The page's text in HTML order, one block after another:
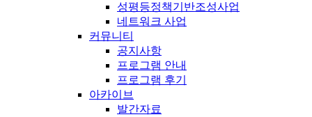
성평등정책기반조성사업
네트워크 사업
커뮤니티
공지사항
프로그램 안내
프로그램 후기
아카이브
발간자료